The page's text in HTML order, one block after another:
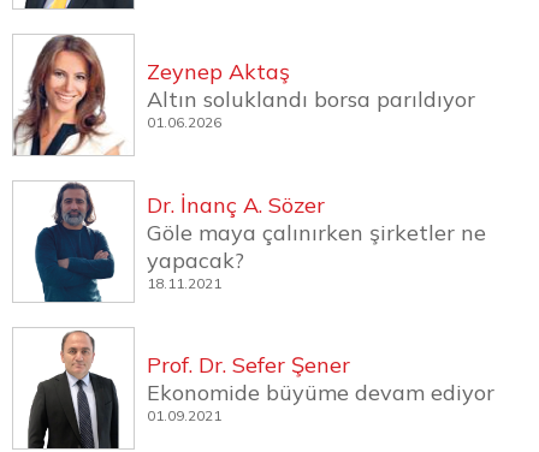
Zeynep Aktaş
Altın soluklandı borsa parıldıyor
01.06.2026
Dr. İnanç A. Sözer
Göle maya çalınırken şirketler ne
yapacak?
18.11.2021
Prof. Dr. Sefer Şener
Ekonomide büyüme devam ediyor
01.09.2021